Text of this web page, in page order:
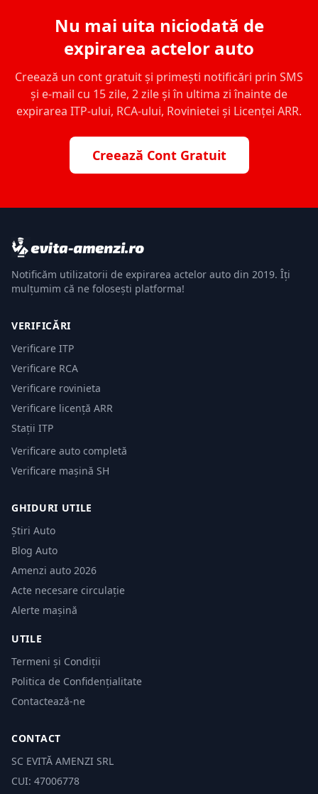
Nu mai uita niciodată de
expirarea actelor auto
Creează un cont gratuit și primești notificări prin SMS
și e-mail cu 15 zile, 2 zile și în ultima zi înainte de
expirarea ITP-ului, RCA-ului, Rovinietei și Licenței ARR.
Creează Cont Gratuit
Notificăm utilizatorii de expirarea actelor auto din 2019. Îți
mulțumim că ne folosești platforma!
VERIFICĂRI
Verificare ITP
Verificare RCA
Verificare rovinieta
Verificare licență ARR
Stații ITP
Verificare auto completă
Verificare mașină SH
GHIDURI UTILE
Știri Auto
Blog Auto
Amenzi auto 2026
Acte necesare circulație
Alerte mașină
UTILE
Termeni și Condiții
Politica de Confidențialitate
Contactează-ne
CONTACT
SC EVITĂ AMENZI SRL
CUI: 47006778